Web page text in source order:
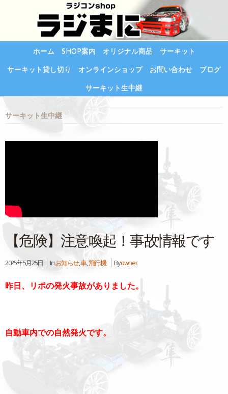
ホーム SHOP案内 オリジナル商品
サーキット
サーキット貸し切り
オンラインショップ お問い合わせ
ブログ
サーキット生中継
サーキット生中継
【危険】注意喚起！事故情報です
2025年5月25日 Inお知らせ,車,飛行機 Byowner
昨日、リポの発火事故がありました。
自動車内での自然発火です。